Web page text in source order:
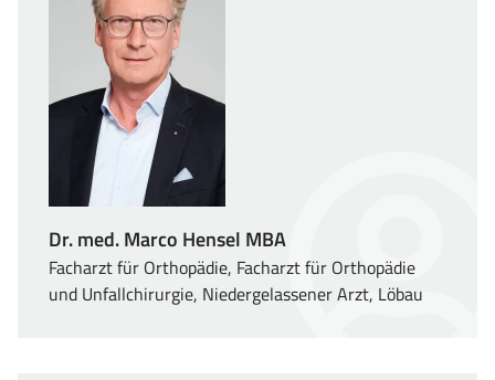
Dr. med. Marco Hensel MBA
Facharzt für Orthopädie, Facharzt für Orthopädie
und Unfallchirurgie, Niedergelassener Arzt, Löbau